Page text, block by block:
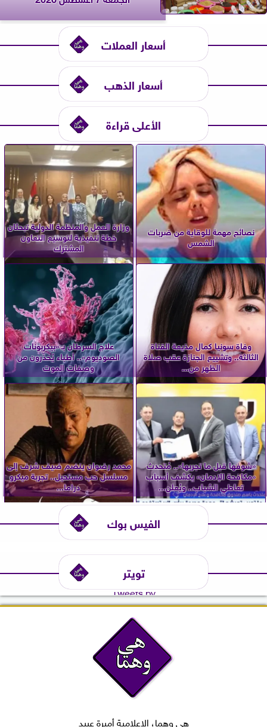
أسعار العملات
أسعار الذهب
الأعلى قراءة
نصائح مهمة للوقاية من ضربات
الشمس
وزارة العمل والمنظمة الدولية تبحثان
خطة تنفيذية لتوسيع التعاون
المشترك
وفاة سونيا كمال مذيعة القناة
الثالثة.. وتشييع الجنازة عقب صلاة
الظهر من...
علاج السرطان بـ «بيكربونات
الصوديوم».. أطباء يُحذّرون من
وصفات الموت
«شوفها قبل ما تجربها».. مُتحدث
«مكافحة الإدمان» يكشف أسباب
تعاطي الشباب.. ويُعلن...
محمد رضوان ينضم ضيف شرف إلى
مسلسل حب مستحيل.. تجربة ميكرو
دراما...
الفيس بوك
تويتر
Tweets by
هي وهما، الإعلامية أميرة عبيد